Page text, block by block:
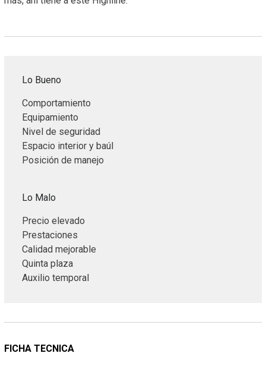
Lo Bueno
Comportamiento
Equipamiento
Nivel de seguridad
Espacio interior y baúl
Posición de manejo
Lo Malo
Precio elevado
Prestaciones
Calidad mejorable
Quinta plaza
Auxilio temporal
FICHA TECNICA